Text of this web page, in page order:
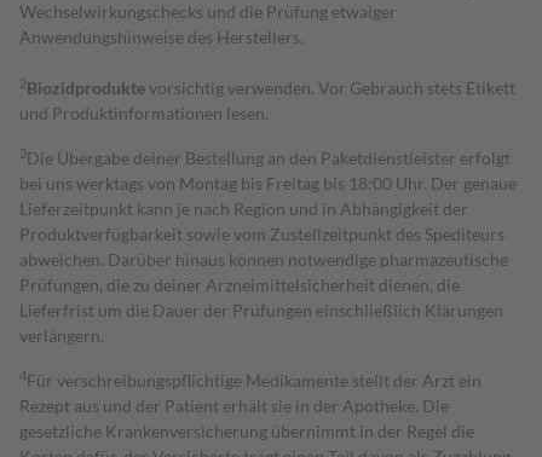
Wechselwirkungschecks und die Prüfung etwaiger
Anwendungshinweise des Herstellers.
2Biozidproduktevorsichtig verwenden. Vor Gebrauch stets Etikett
und Produktinformationen lesen.
3Die Übergabe deiner Bestellung an den Paketdienstleister erfolgt
bei uns werktags von Montag bis Freitag bis 18:00 Uhr. Der genaue
Lieferzeitpunkt kann je nach Region und in Abhängigkeit der
Produktverfügbarkeit sowie vom Zustellzeitpunkt des Spediteurs
abweichen. Darüber hinaus können notwendige pharmazeutische
Prüfungen, die zu deiner Arzneimittelsicherheit dienen, die
Lieferfrist um die Dauer der Prüfungen einschließlich Klärungen
verlängern.
4Für verschreibungspflichtige Medikamente stellt der Arzt ein
Rezept aus und der Patient erhält sie in der Apotheke. Die
gesetzliche Krankenversicherung übernimmt in der Regel die